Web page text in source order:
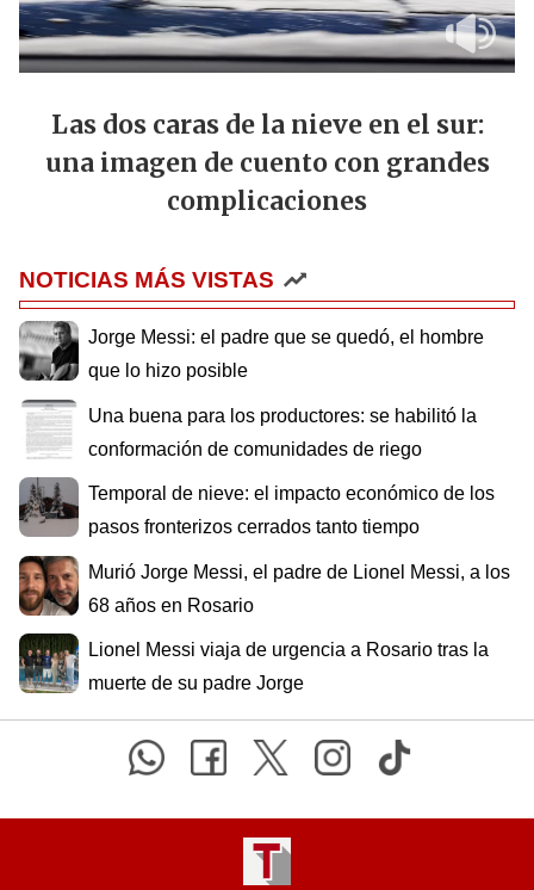
Las dos caras de la nieve en el sur:
una imagen de cuento con grandes
complicaciones
NOTICIAS MÁS VISTAS
Jorge Messi: el padre que se quedó, el hombre
que lo hizo posible
Una buena para los productores: se habilitó la
conformación de comunidades de riego
Temporal de nieve: el impacto económico de los
pasos fronterizos cerrados tanto tiempo
Murió Jorge Messi, el padre de Lionel Messi, a los
68 años en Rosario
Lionel Messi viaja de urgencia a Rosario tras la
muerte de su padre Jorge